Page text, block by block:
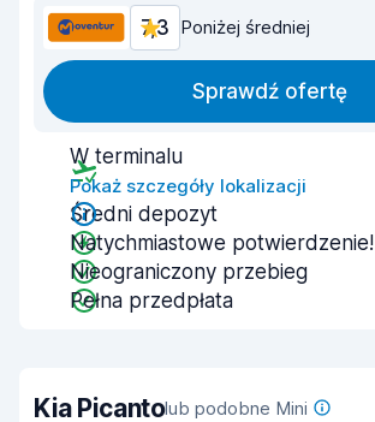
7,3 Poniżej średniej
Sprawdź ofertę
W terminalu
Pokaż szczegóły lokalizacji
Średni depozyt
Natychmiastowe potwierdzenie!
Nieograniczony przebieg
Pełna przedpłata
Kia Picantolub podobne Mini